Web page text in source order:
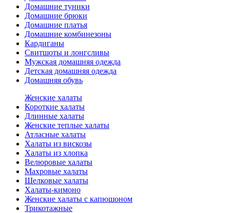
Домашние туники
Домашние брюки
Домашние платья
Домашние комбинезоны
Кардиганы
Свитшоты и лонгсливы
Мужская домашняя одежда
Детская домашняя одежда
Домашняя обувь
Женские халаты
Короткие халаты
Длинные халаты
Женские теплые халаты
Атласные халаты
Халаты из вискозы
Халаты из хлопка
Велюровые халаты
Махровые халаты
Шелковые халаты
Халаты-кимоно
Женские халаты с капюшоном
Трикотажные